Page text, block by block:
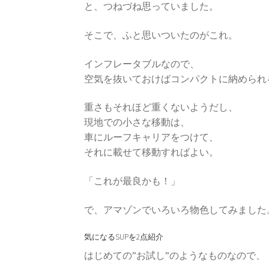
と、つねづね思っていました。
そこで、ふと思いついたのがこれ。
インフレータブルなので、
空気を抜いておけばコンパクトに納められ
重さもそれほど重くないようだし、
現地での小さな移動は、
車にルーフキャリアをつけて、
それに載せて移動すればよい。
「これが最良かも！」
で、アマゾンでいろいろ物色してみました
気になるSUPを2点紹介
はじめての”お試し”のようなものなので、